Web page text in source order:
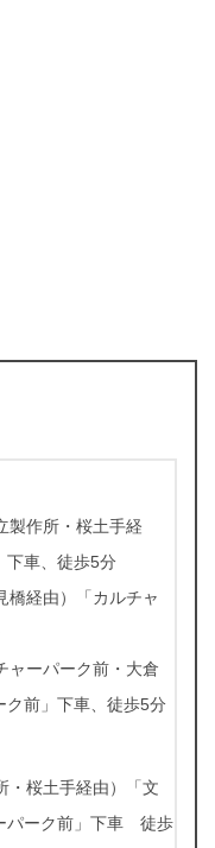
製作所・桜土手経
下車、徒歩5分
橋経由）「カルチャ
ャーパーク前・大倉
ク前」下車、徒歩5分
・桜土手経由）「文
パーク前」下車 徒歩